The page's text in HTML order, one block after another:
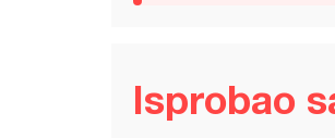
Isprobao